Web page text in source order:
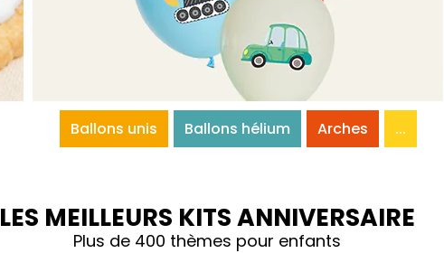
Ballons unis Ballons hélium Arches ...
LES MEILLEURS KITS ANNIVERSAIRE
Plus de 400 thèmes pour enfants